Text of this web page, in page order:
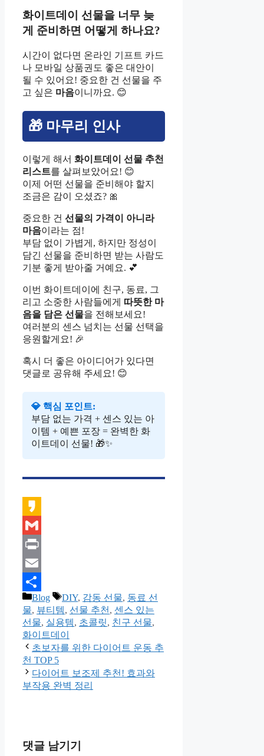
화이트데이 선물을 너무 늦
게 준비하면 어떻게 하나요?
시간이 없다면 온라인 기프트 카드
나 모바일 상품권도 좋은 대안이
될 수 있어요! 중요한 건 선물을 주
고 싶은 마음이니까요. 😊
🎁 마무리 인사
이렇게 해서 화이트데이 선물 추천
리스트를 살펴보았어요! 😊
이제 어떤 선물을 준비해야 할지
조금은 감이 오셨죠? 🎀
중요한 건 선물의 가격이 아니라
마음이라는 점!
부담 없이 가볍게, 하지만 정성이
담긴 선물을 준비하면 받는 사람도
기분 좋게 받아줄 거예요. 💕
이번 화이트데이에 친구, 동료, 그
리고 소중한 사람들에게 따뜻한 마
음을 담은 선물을 전해보세요!
여러분의 센스 넘치는 선물 선택을
응원할게요! 🎉
혹시 더 좋은 아이디어가 있다면
댓글로 공유해 주세요! 😊
💎 핵심 포인트:
부담 없는 가격 + 센스 있는 아
이템 + 예쁜 포장 = 완벽한 화
이트데이 선물! 🎁✨
Kakao
Gmail
Print
Email
Share
카
테
고
리
Blog
태
그
DIY, 감동 선물, 동료 선
물, 뷰티템, 선물 추천 , 센스 있는
선물, 실용템, 초콜릿, 친구 선물,
화이트데이
초보자를 위한 다이어트 운동 추
천 TOP 5
다이어트 보조제 추천! 효과와
부작용 완벽 정리
댓글 남기기